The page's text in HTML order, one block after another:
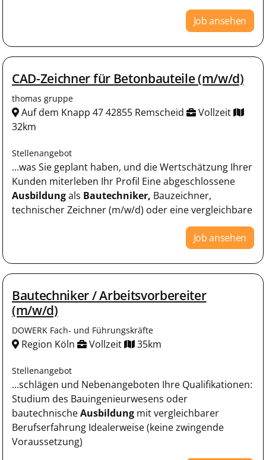
Job ansehen
CAD-Zeichner für Betonbauteile (m/w/d)
thomas gruppe
Auf dem Knapp 47 42855 Remscheid
Vollzeit
32km
Stellenangebot
...was Sie geplant haben, und die Wertschätzung Ihrer
Kunden miterleben Ihr Profil Eine abgeschlossene
Ausbildungals Bautechniker, Bauzeichner,
technischer Zeichner (m/w/d) oder eine vergleichbare
Job ansehen
Bautechniker / Arbeitsvorbereiter
(m/w/d)
DOWERK Fach- und Führungskräfte
Region Köln Vollzeit 35km
Stellenangebot
...schlägen und Nebenangeboten Ihre Qualifikationen:
Studium des Bauingenieurwesens oder
bautechnischeAusbildung mit vergleichbarer
Berufserfahrung Idealerweise (keine zwingende
Voraussetzung)